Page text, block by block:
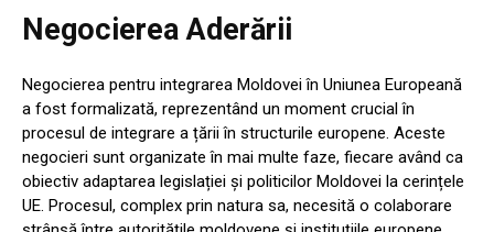
Negocierea Aderării
Negocierea pentru integrarea Moldovei în Uniunea Europeană
a fost formalizată, reprezentând un moment crucial în
procesul de integrare a țării în structurile europene. Aceste
negocieri sunt organizate în mai multe faze, fiecare având ca
obiectiv adaptarea legislației și politicilor Moldovei la cerințele
UE. Procesul, complex prin natura sa, necesită o colaborare